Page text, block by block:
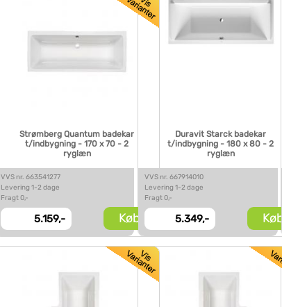
Strømberg Quantum badekar
t/indbygning - 170 x 70 - 2
ryglæn
VVS nr. 663541277
Levering 1-2 dage
Fragt 0,-
5.159,- Køb
Duravit Starck badekar
t/indbygning - 180 x 80 - 2
ryglæn
VVS nr. 667914010
Levering 1-2 dage
Fragt 0,-
5.349,- Køb